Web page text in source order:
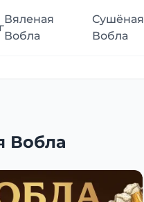
Вяленая
Вобла
Сушёная
Вобла
Вобла